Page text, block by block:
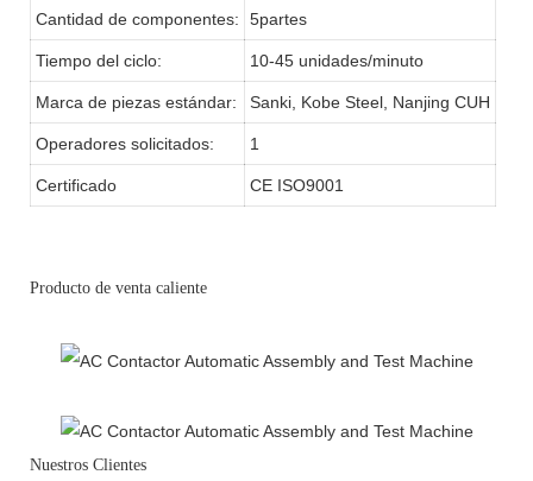
Cantidad de componentes:
5partes
Tiempo del ciclo: 10-45 unidades/minuto
Marca de piezas estándar: Sanki, Kobe Steel, Nanjing CUH
Operadores solicitados: 1
Certificado CE ISO9001
Producto de venta caliente
Nuestros Clientes